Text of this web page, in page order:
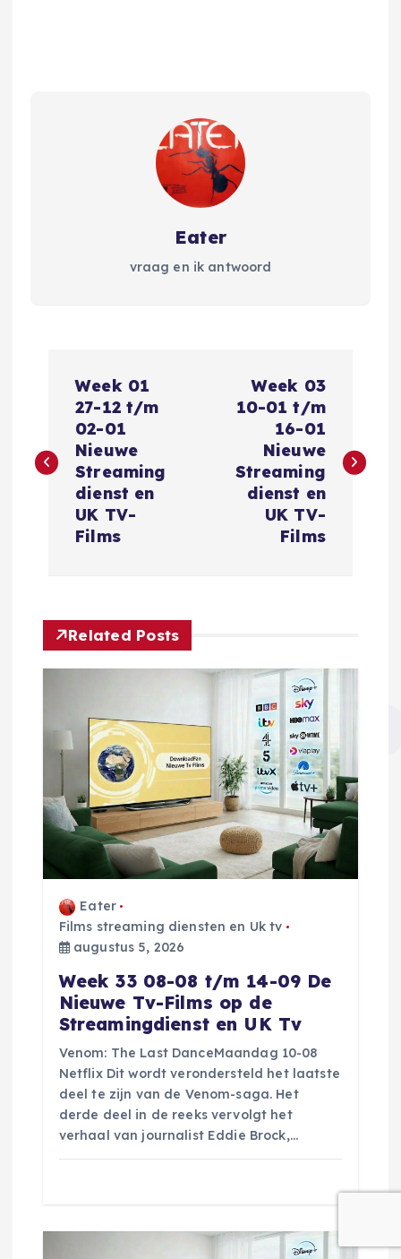
Eater
vraag en ik antwoord
r
t
n
a
g
Week 01
27-12 t/m
02-01
Nieuwe
Streaming
dienst en
UK TV-
Films
Week 03
10-01 t/m
16-01
Nieuwe
Streaming
dienst en
UK TV-
Films
Related Posts
Eater
Films streaming diensten en Uk tv
augustus 5, 2026
Week 33 08-08 t/m 14-09 De
Nieuwe Tv-Films op de
Streamingdienst en UK Tv
Venom: The Last DanceMaandag 10-08
Netflix Dit wordt verondersteld het laatste
deel te zijn van de Venom-saga. Het
derde deel in de reeks vervolgt het
verhaal van journalist Eddie Brock,…